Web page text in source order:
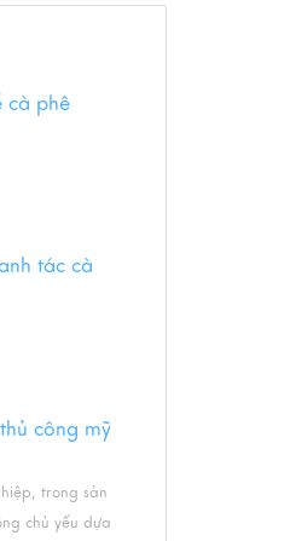
cà phê
tác cà
công mỹ
trong sản
chủ yếu dựa